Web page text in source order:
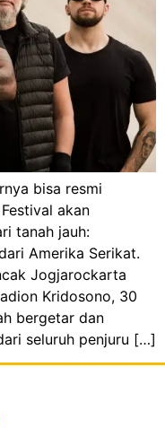
bisa resmi
akan
tanah jauh:
Amerika Serikat.
Jogjarockarta
Kridosono, 30
bergetar dan
seluruh penjuru […]